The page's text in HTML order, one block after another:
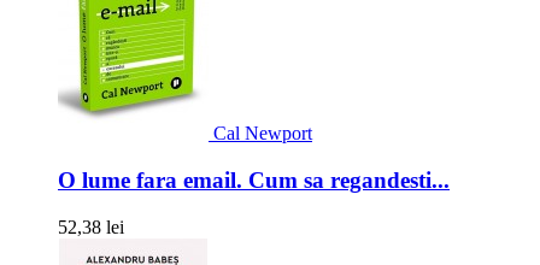
Cal Newport
O lume fara email. Cum sa regandesti...
52,38 lei